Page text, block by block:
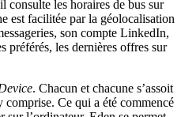
consulte les horaires de bus sur
est facilitée par la géolocalisation
son compte LinkedIn,
préférés, les dernières offres sur
. Chacun et chacune s’assoit
comprise. Ce qui a été commencé